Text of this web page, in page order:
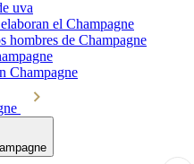
uva
el Champagne
hombres de Champagne
Champagne